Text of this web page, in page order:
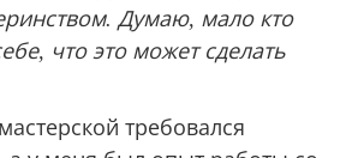
Думаю, мало кто
что это может сделать
требовался